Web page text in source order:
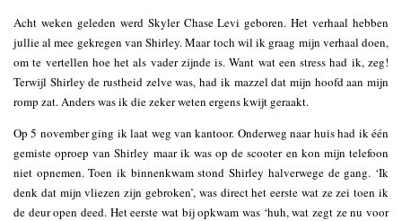
Acht weken geleden werd Skyler Chase Levi geboren. Het verhaal hebben
jullie al mee gekregen van Shirley. Maar toch wil ik graag mijn verhaal doen,
om te vertellen hoe het als vader zijnde is. Want wat een stress had ik, zeg!
Terwijl Shirley de rustheid zelve was, had ik mazzel dat mijn hoofd aan mijn
romp zat. Anders was ik die zeker weten ergens kwijt geraakt.
Op 5 november ging ik laat weg van kantoor. Onderweg naar huis had ik één
gemiste oproep van Shirley maar ik was op de scooter en kon mijn telefoon
niet opnemen. Toen ik binnenkwam stond Shirley halverwege de gang. ‘Ik
denk dat mijn vliezen zijn gebroken’, was direct het eerste wat ze zei toen ik
de deur open deed. Het eerste wat bij opkwam was ‘huh, wat zegt ze nu voor